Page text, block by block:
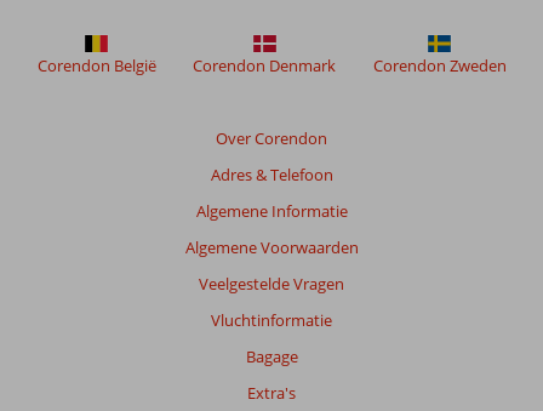
weergegeven
om
Over Corendon
Adres & Telefoon
Algemene Informatie
Algemene Voorwaarden
Veelgestelde Vragen
Vluchtinformatie
Bagage
Extra's
Corendon België Corendon Denmark Corendon Zweden